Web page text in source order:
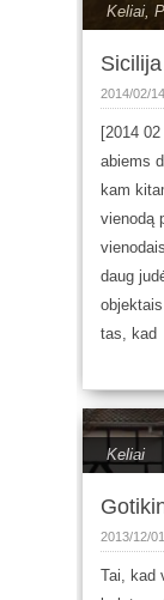
Keliai
2014/02/14
[2014
abiems
kam
vienodą
daug
tas, kad
Keliai
2013/12/01
Tai, kad